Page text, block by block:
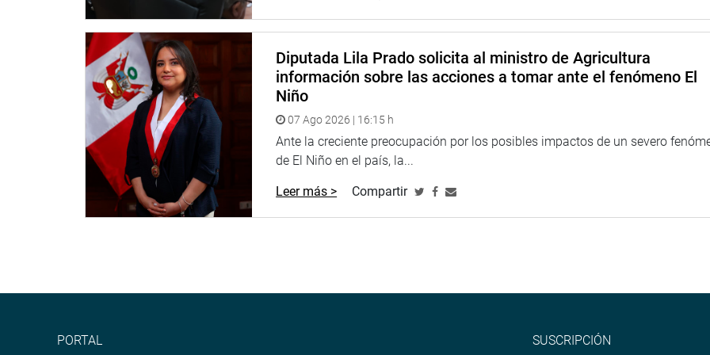
200%. Todo esto se cargará a las operaciones bancarias, sin necesidad de sustento técnico ni aprobación de la
SBS ni del BCR”, explicó.
El parlamentario recalcó que Ley 31143 es necesaria para el sistema financiero peruano que no es competitivo ni
transparente, con evidentes conflictos de intereses y con organismos reguladores débiles.
“No es suficiente para los banqueros ganancias de más de S/10,325 millones el 2024, solo el BCP ganó S/ 5.217
millones, y ahora quieren seguir esquilmando a los trabajadores y pequeños empresarios para disparar, sin
control ni fiscalización, sus tasas de interés, inventarse comisiones y penalidades para cargar a las deudas de
sus usuarios”, remarcó Luna Gálvez.
Con la derogatoria de esta ley, dijo, los bancos volverán a cobrar penalidades por la demora en los pagos o
incluso por pagar por adelantado; así como revivirán el cobro obligatorio de membresía, entre otros.
subrayó Luna Gálvez.
Diputada Lila Prado solicita al ministro de Agricultura
información sobre las acciones a tomar ante el fenómeno El
Niño
07 Ago 2026 | 16:15 h
Ante la creciente preocupación por los posibles impactos de un severo
de El Niño en el país, la...
Leer más > Compartir
PORTAL SUSCRIPCIÓN